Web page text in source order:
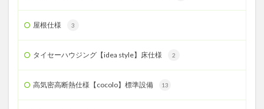
屋根仕様 3
タイセーハウジング【idea style】床仕様 2
高気密高断熱仕様【cocolo】標準設備 13